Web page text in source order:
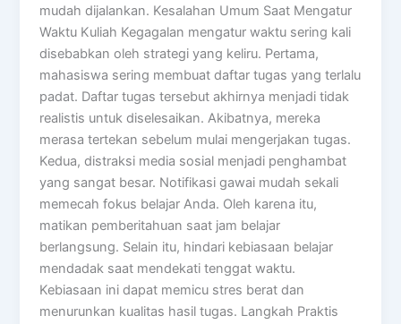
mudah dijalankan. Kesalahan Umum Saat Mengatur
Waktu Kuliah Kegagalan mengatur waktu sering kali
disebabkan oleh strategi yang keliru. Pertama,
mahasiswa sering membuat daftar tugas yang terlalu
padat. Daftar tugas tersebut akhirnya menjadi tidak
realistis untuk diselesaikan. Akibatnya, mereka
merasa tertekan sebelum mulai mengerjakan tugas.
Kedua, distraksi media sosial menjadi penghambat
yang sangat besar. Notifikasi gawai mudah sekali
memecah fokus belajar Anda. Oleh karena itu,
matikan pemberitahuan saat jam belajar
berlangsung. Selain itu, hindari kebiasaan belajar
mendadak saat mendekati tenggat waktu.
Kebiasaan ini dapat memicu stres berat dan
menurunkan kualitas hasil tugas. Langkah Praktis